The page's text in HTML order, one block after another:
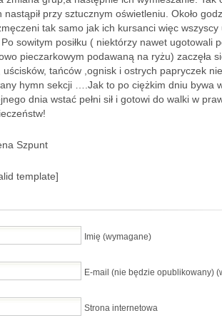
nastąpił przy sztucznym oświetleniu. Około
tak samo jak ich kursanci więc
sowitym posiłku ( niektórzy nawet ugotowali
pieczarkowym podawaną na ryżu) zaczęła
uścisków, tańców ,ognisk i ostrych papryczek
hymn sekcji ….Jak to po ciężkim dniu bywa
dnia wstać pełni sił i gotowi do walki w
Szpunt
template]
Imię (wymagane)
E-mail (nie będzie opublikowany)
Strona internetowa